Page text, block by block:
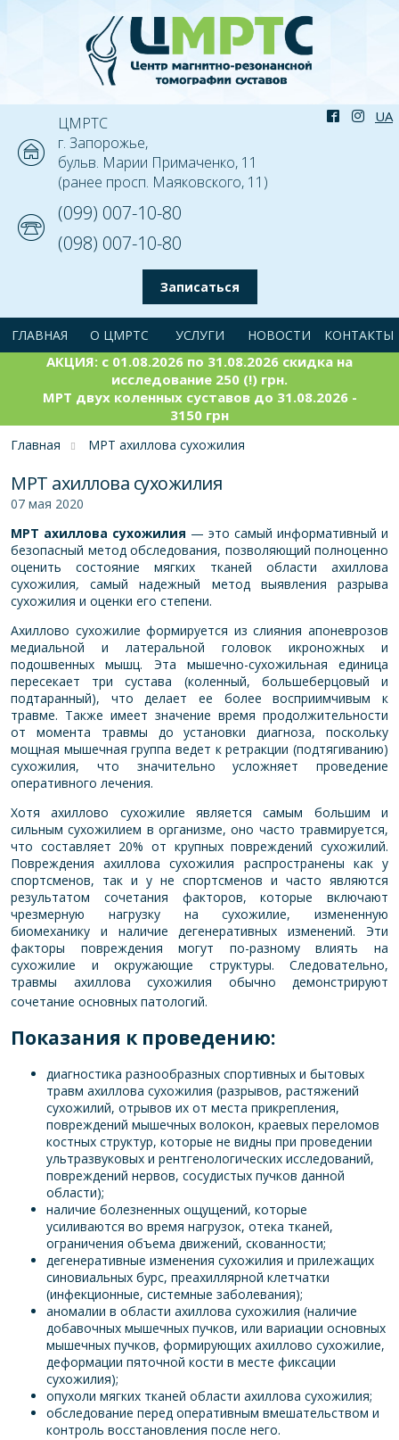
ЦМРТС
г. Запорожье,
бульв. Марии Примаченко, 11
(ранее просп. Маяковского, 11)
(099) 007-10-80
(098) 007-10-80
Записаться
ГЛАВНАЯ О ЦМРТС УСЛУГИ НОВОСТИ КОНТАКТЫ
АКЦИЯ: с 01.08.2026 по 31.08.2026 скидка на
исследование 250 (!) грн.
МРТ двух коленных суставов до 31.08.2026 -
3150 грн
Главная МРТ ахиллова сухожилия
МРТ ахиллова сухожилия
07 мая 2020
МРТ ахиллова сухожилия — это самый информативный и
безопасный метод обследования, позволяющий полноценно
оценить состояние мягких тканей области ахиллова
сухожилия,самый надежный метод выявления разрыва
сухожилия и оценки его степени.
Ахиллово сухожилие формируется из слияния апоневрозов
медиальной и латеральной головок икроножных и
подошвенных мышц. Эта мышечно-сухожильная единица
пересекает три сустава (коленный, большеберцовый и
подтаранный), что делает ее более восприимчивым к
травме. Также имеет значение время продолжительности
от момента травмы до установки диагноза, поскольку
мощная мышечная группа ведет к ретракции (подтягиванию)
сухожилия, что значительно усложняет проведение
оперативного лечения.
Хотя ахиллово сухожилие является самым большим и
сильным сухожилием в организме, оно часто травмируется,
что составляет 20% от крупных повреждений сухожилий.
Повреждения ахиллова сухожилия распространены как у
спортсменов, так и у не спортсменов и часто являются
результатом сочетания факторов, которые включают
чрезмерную нагрузку на сухожилие, измененную
биомеханику и наличие дегенеративных изменений. Эти
факторы повреждения могут по-разному влиять на
сухожилие и окружающие структуры. Следовательно,
травмы ахиллова сухожилия обычно демонстрируют
сочетание основных патологий.
Показания к проведению:
диагностика разнообразных спортивных и бытовых
травм ахиллова сухожилия (разрывов, растяжений
сухожилий, отрывов их от места прикрепления,
повреждений мышечных волокон, краевых переломов
костных структур, которые не видны при проведении
ультразвуковых и рентгенологических исследований,
повреждений нервов, сосудистых пучков данной
области);
наличие болезненных ощущений, которые
усиливаются во время нагрузок, отека тканей,
ограничения объема движений, скованности;
дегенеративные изменения сухожилия и прилежащих
синовиальных бурс, преахиллярной клетчатки
(инфекционные, системные заболевания);
аномалии в области ахиллова сухожилия (наличие
добавочных мышечных пучков, или вариации основных
мышечных пучков, формирующих ахиллово сухожилие,
деформации пяточной кости в месте фиксации
сухожилия);
опухоли мягких тканей области ахиллова сухожилия;
обследование перед оперативным вмешательством и
контроль восстановления после него.